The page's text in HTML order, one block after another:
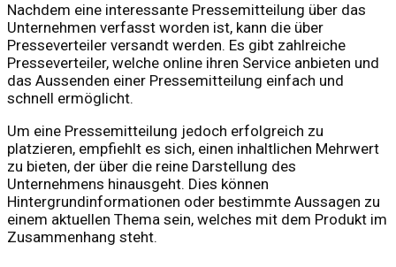
Nachdem eine interessante Pressemitteilung über das
Unternehmen verfasst worden ist, kann die über
Presseverteiler versandt werden. Es gibt zahlreiche
Presseverteiler, welche online ihren Service anbieten und
das Aussenden einer Pressemitteilung einfach und
schnell ermöglicht.
Um eine Pressemitteilung jedoch erfolgreich zu
platzieren, empfiehlt es sich, einen inhaltlichen Mehrwert
zu bieten, der über die reine Darstellung des
Unternehmens hinausgeht. Dies können
Hintergrundinformationen oder bestimmte Aussagen zu
einem aktuellen Thema sein, welches mit dem Produkt im
Zusammenhang steht.